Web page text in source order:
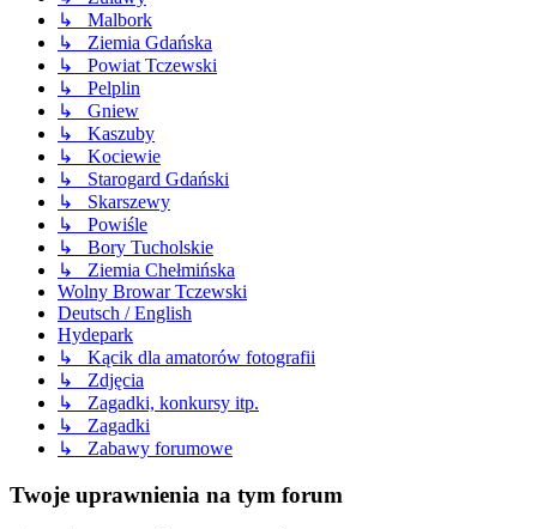
↳ Malbork
↳ Ziemia Gdańska
↳ Powiat Tczewski
↳ Pelplin
↳ Gniew
↳ Kaszuby
↳ Kociewie
↳ Starogard Gdański
↳ Skarszewy
↳ Powiśle
↳ Bory Tucholskie
↳ Ziemia Chełmińska
Wolny Browar Tczewski
Deutsch / English
Hydepark
↳ Kącik dla amatorów fotografii
↳ Zdjęcia
↳ Zagadki, konkursy itp.
↳ Zagadki
↳ Zabawy forumowe
Twoje uprawnienia na tym forum